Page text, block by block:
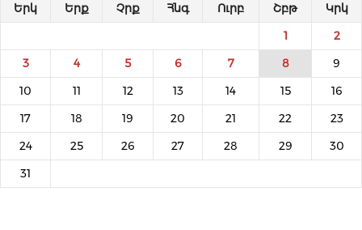
Երկ Երք Չրք Հնգ Ուրբ Շբթ Կրկ
1 2
3 4 5 6 7 8 9
10 11 12 13 14 15 16
17 18 19 20 21 22 23
24 25 26 27 28 29 30
31